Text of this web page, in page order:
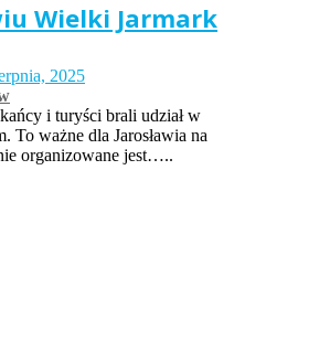
Wielki Jarmark
2025
i turyści brali udział w
To ważne dla Jarosławia na
organizowane jest…..